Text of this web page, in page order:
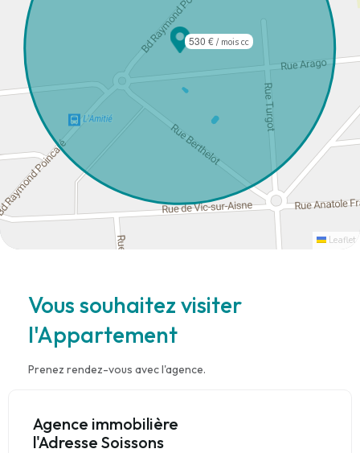
530 € / mois cc
Leaflet
Vous souhaitez visiter
l'Appartement
Prenez rendez-vous avec l'agence.
Agence immobilière
l'Adresse Soissons